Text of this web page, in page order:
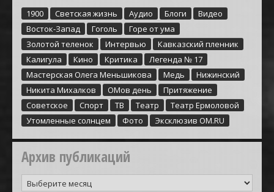
1900 Cветская жизнь Аудио Блоги
Видео
Восток-Запад
Гоголь
Горе от ума
Золотой теленок
Интервью
Кавказский пленник
Калигула
Кино Критика
Легенда № 17
Мастерская Олега Меньшикова
Медь
Нижинский
Никита Михалков
ОМов день
Притяжение
Советское
Спорт ТВ Театр
Театр Ермоловой
Утомленные солнцем
Фото Эксклюзив ОМ.RU
Архив публикаций
Архив